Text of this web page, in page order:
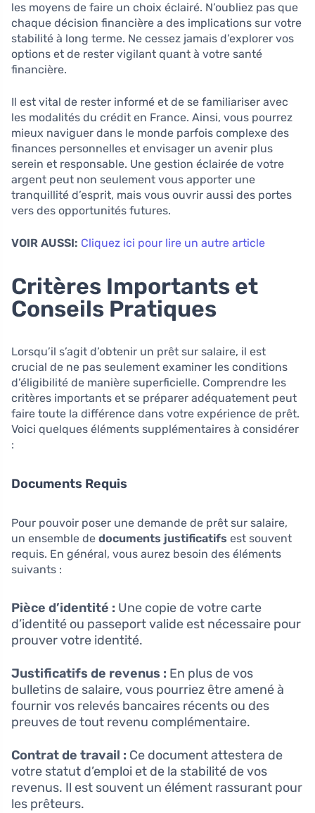
les moyens de faire un choix éclairé. N’oubliez pas que
chaque décision financière a des implications sur votre
stabilité à long terme. Ne cessez jamais d’explorer vos
options et de rester vigilant quant à votre santé
financière.
Il est vital de rester informé et de se familiariser avec
les modalités du crédit en France. Ainsi, vous pourrez
mieux naviguer dans le monde parfois complexe des
finances personnelles et envisager un avenir plus
serein et responsable. Une gestion éclairée de votre
argent peut non seulement vous apporter une
tranquillité d’esprit, mais vous ouvrir aussi des portes
vers des opportunités futures.
VOIR AUSSI: Cliquez ici pour lire un autre article
Critères Importants et
Conseils Pratiques
Lorsqu’il s’agit d’obtenir un prêt sur salaire, il est
crucial de ne pas seulement examiner les conditions
d’éligibilité de manière superficielle. Comprendre les
critères importants et se préparer adéquatement peut
faire toute la différence dans votre expérience de prêt.
Voici quelques éléments supplémentaires à considérer
:
Documents Requis
Pour pouvoir poser une demande de prêt sur salaire,
un ensemble de documents justificatifs est souvent
requis. En général, vous aurez besoin des éléments
suivants :
Pièce d’identité : Une copie de votre carte
d’identité ou passeport valide est nécessaire pour
prouver votre identité.
Justificatifs de revenus : En plus de vos
bulletins de salaire, vous pourriez être amené à
fournir vos relevés bancaires récents ou des
preuves de tout revenu complémentaire.
Contrat de travail : Ce document attestera de
votre statut d’emploi et de la stabilité de vos
revenus. Il est souvent un élément rassurant pour
les prêteurs.